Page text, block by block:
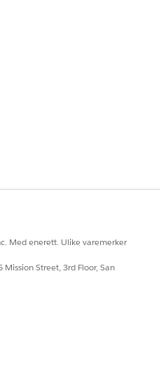
Med enerett. Ulike varemerker
Mission Street, 3rd Floor, San